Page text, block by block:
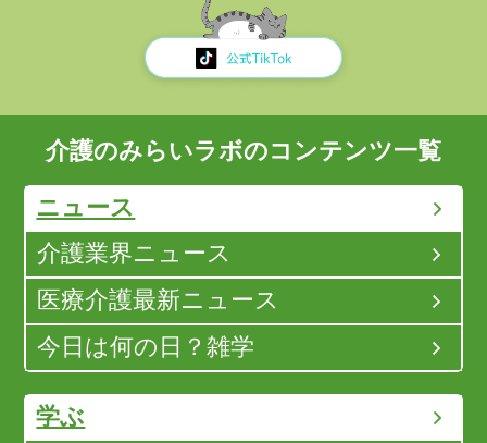
介護のみらいラボのコンテンツ一覧
ニュース
介護業界ニュース
医療介護最新ニュース
今日は何の日？雑学
学ぶ